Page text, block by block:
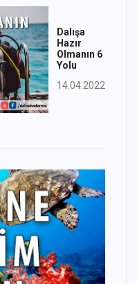
Dalışa
Hazır
Olmanın 6
Yolu
14.04.2022